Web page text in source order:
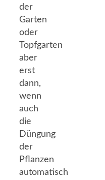
der
Garten
oder
Topfgarten
aber
erst
dann,
wenn
auch
die
Düngung
der
Pflanzen
automatisch